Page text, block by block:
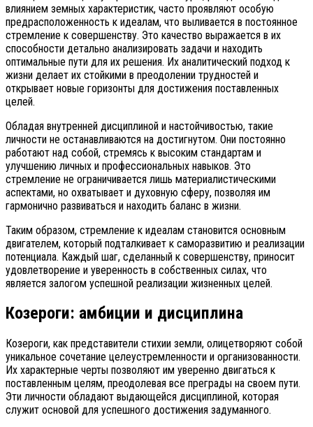
влиянием земных характеристик, часто проявляют особую
предрасположенность к идеалам, что выливается в постоянное
стремление к совершенству. Это качество выражается в их
способности детально анализировать задачи и находить
оптимальные пути для их решения. Их аналитический подход к
жизни делает их стойкими в преодолении трудностей и
открывает новые горизонты для достижения поставленных
целей.
Обладая внутренней дисциплиной и настойчивостью, такие
личности не останавливаются на достигнутом. Они постоянно
работают над собой, стремясь к высоким стандартам и
улучшению личных и профессиональных навыков. Это
стремление не ограничивается лишь материалистическими
аспектами, но охватывает и духовную сферу, позволяя им
гармонично развиваться и находить баланс в жизни.
Таким образом, стремление к идеалам становится основным
двигателем, который подталкивает к саморазвитию и реализации
потенциала. Каждый шаг, сделанный к совершенству, приносит
удовлетворение и уверенность в собственных силах, что
является залогом успешной реализации жизненных целей.
Козероги: амбиции и дисциплина
Козероги, как представители стихии земли, олицетворяют собой
уникальное сочетание целеустремленности и организованности.
Их характерные черты позволяют им уверенно двигаться к
поставленным целям, преодолевая все преграды на своем пути.
Эти личности обладают выдающейся дисциплиной, которая
служит основой для успешного достижения задуманного.